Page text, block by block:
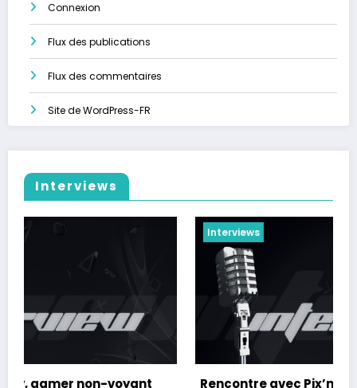
Connexion
Flux des publications
Flux des commentaires
Site de WordPress-FR
Interviews
avec Pix’n Game